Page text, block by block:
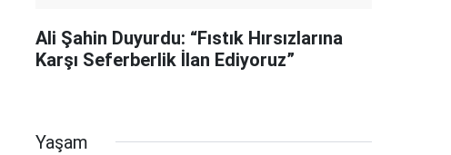
Ali Şahin Duyurdu: “Fıstık Hırsızlarına
Karşı Seferberlik İlan Ediyoruz”
Yaşam